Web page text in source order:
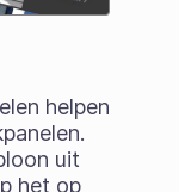
helpen
uit
het op